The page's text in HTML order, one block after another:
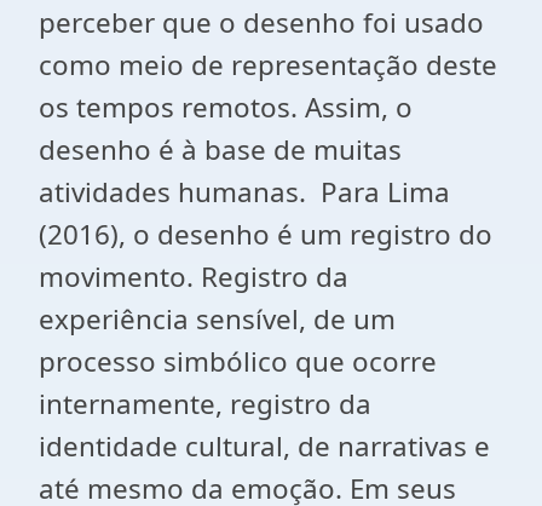
perceber que o desenho foi usado
como meio de representação deste
os tempos remotos. Assim, o
desenho é à base de muitas
atividades humanas. Para Lima
(2016), o desenho é um registro do
movimento. Registro da
experiência sensível, de um
processo simbólico que ocorre
internamente, registro da
identidade cultural, de narrativas e
até mesmo da emoção. Em seus